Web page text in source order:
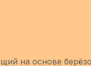
на основе